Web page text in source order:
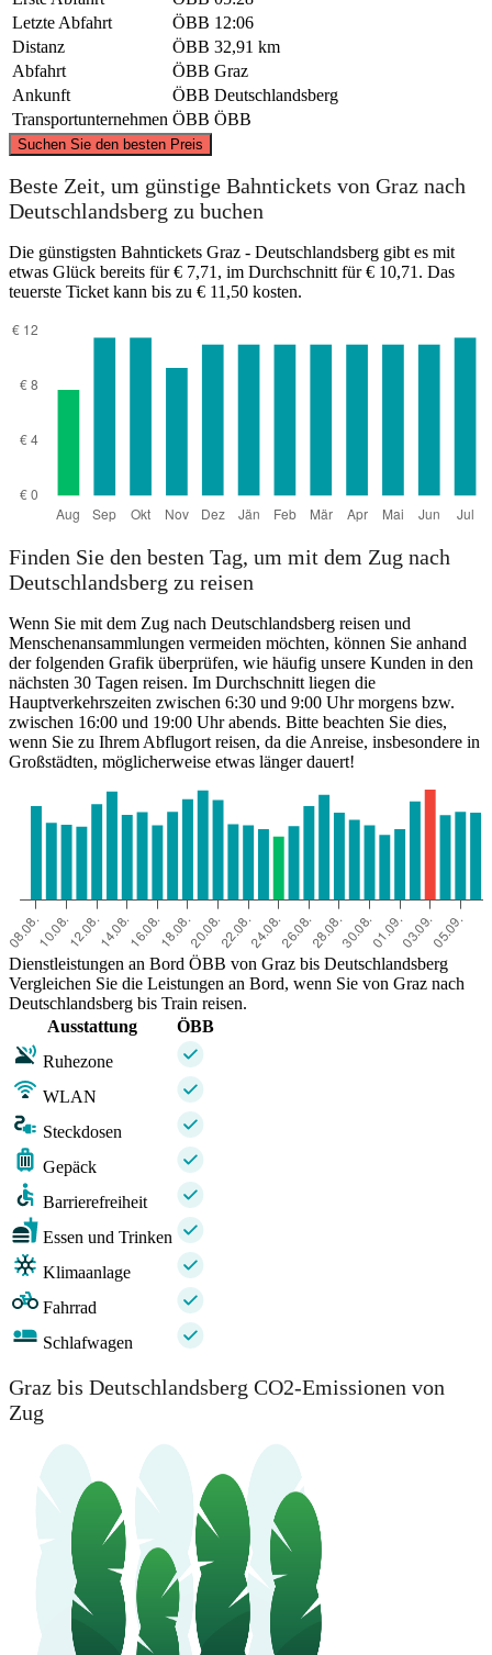
Letzte Abfahrt
ÖBB 12:06
Distanz
ÖBB 32,91 km
Abfahrt
ÖBB Graz
Ankunft
ÖBB Deutschlandsberg
Transportunternehmen ÖBB ÖBB
Suchen Sie den besten Preis
Beste Zeit, um günstige Bahntickets von Graz nach
Deutschlandsberg zu buchen
Die günstigsten Bahntickets Graz - Deutschlandsberg gibt es mit
etwas Glück bereits für € 7,71, im Durchschnitt für € 10,71. Das
teuerste Ticket kann bis zu € 11,50 kosten.
Finden Sie den besten Tag, um mit dem Zug nach
Deutschlandsberg zu reisen
Wenn Sie mit dem Zug nach Deutschlandsberg reisen und
Menschenansammlungen vermeiden möchten, können Sie anhand
der folgenden Grafik überprüfen, wie häufig unsere Kunden in den
nächsten 30 Tagen reisen. Im Durchschnitt liegen die
Hauptverkehrszeiten zwischen 6:30 und 9:00 Uhr morgens bzw.
zwischen 16:00 und 19:00 Uhr abends. Bitte beachten Sie dies,
wenn Sie zu Ihrem Abflugort reisen, da die Anreise, insbesondere in
Großstädten, möglicherweise etwas länger dauert!
Dienstleistungen an Bord ÖBB von Graz bis Deutschlandsberg
Vergleichen Sie die Leistungen an Bord, wenn Sie von Graz nach
Deutschlandsberg bis Train reisen.
Ausstattung
ÖBB
Ruhezone
WLAN
Steckdosen
Gepäck
Barrierefreiheit
Essen und Trinken
Klimaanlage
Fahrrad
Schlafwagen
Graz bis Deutschlandsberg CO2-Emissionen von
Zug